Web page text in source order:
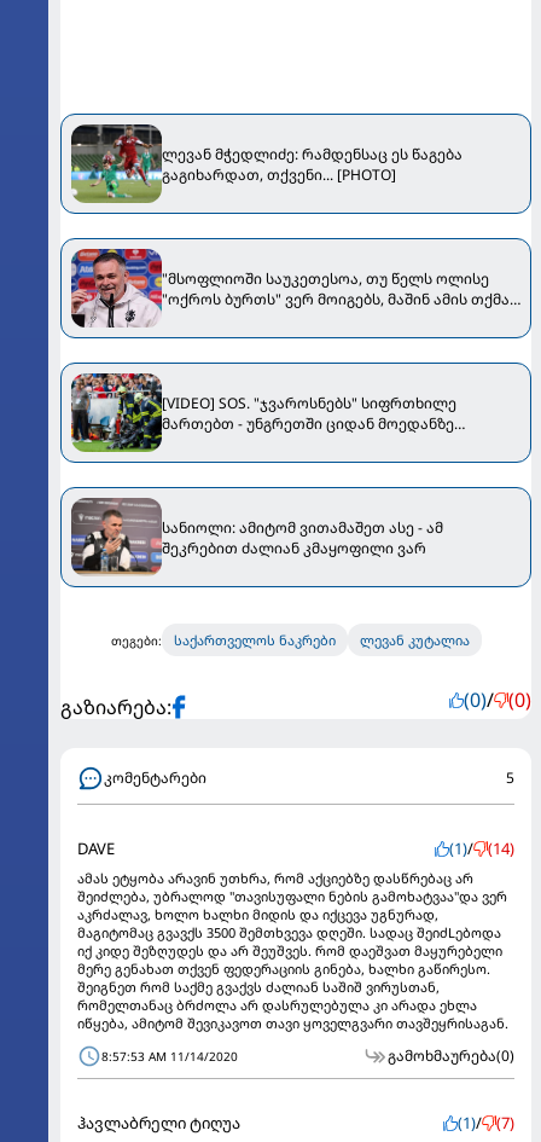
ლევან მჭედლიძე: რამდენსაც ეს წაგება
გაგიხარდათ, თქვენი... [PHOTO]
"მსოფლიოში საუკეთესოა, თუ წელს ოლისე
"ოქროს ბურთს" ვერ მოიგებს, მაშინ ამის თქმა
[VIDEO] SOS. "ჯვაროსნებს" სიფრთხილე
მართებთ - უნგრეთში ციდან მოედანზე
სანიოლი: ამიტომ ვითამაშეთ ასე - ამ
შეკრებით ძალიან კმაყოფილი ვარ
თეგები: საქართველოს ნაკრები ლევან კუტალია
გაზიარება: (0)/ (0)
კომენტარები 5
DAVE (1)/ (14)
ამას ეტყობა არავინ უთხრა, რომ აქციებზე დასწრებაც არ
შეიძლება, უბრალოდ "თავისუფალი ნების გამოხატვაა"და ვერ
აკრძალავ, ხოლო ხალხი მიდის და იქცევა უგნურად,
მაგიტომაც გვავქს 3500 შემთხვევა დღეში. სადაც შეიძLებოდა
იქ კიდე შეზღუდეს და არ შეუშვეს. რომ დაეშვათ მაყურებელი
მერე გენახათ თქვენ ფედერაციის გინება, ხალხი გაწირესო.
შეიგნეთ რომ საქმე გვაქვს ძალიან საშიშ ვირუსთან,
რომელთანაც ბრძოლა არ დასრულებულა კი არადა ეხლა
იწყება, ამიტომ შევიკავოთ თავი ყოველგვარი თავშეყრისაგან.
8:57:53 AM 11/14/2020 გამოხმაურება(0)
ჰავლაბრელი ტიღუა (1)/ (7)